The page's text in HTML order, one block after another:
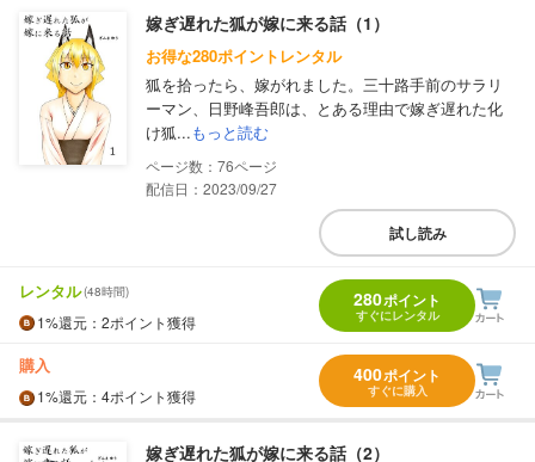
嫁ぎ遅れた狐が嫁に来る話（1）
お得な280ポイントレンタル
狐を拾ったら、嫁がれました。三十路手前のサラリ
ーマン、日野峰吾郎は、とある理由で嫁ぎ遅れた化
け狐...もっと読む
76
配信日：2023/09/27
試し読み
レンタル(48時間)
1%還元 ：2ポイント獲得
280ポイント
すぐにレンタル
購入
1%還元 ：4ポイント獲得
400ポイント
すぐに購入
嫁ぎ遅れた狐が嫁に来る話（2）